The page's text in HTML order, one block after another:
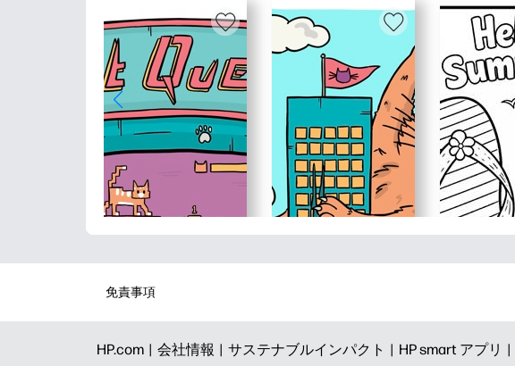
免責事項
HP.com | 会社情報 | サステナブルインパクト | HP smart アプリ |